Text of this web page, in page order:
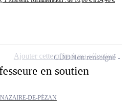
en soutien
DE-PÉZAN
CDDNon renseigné
Ajouter cette offre à ma sélection